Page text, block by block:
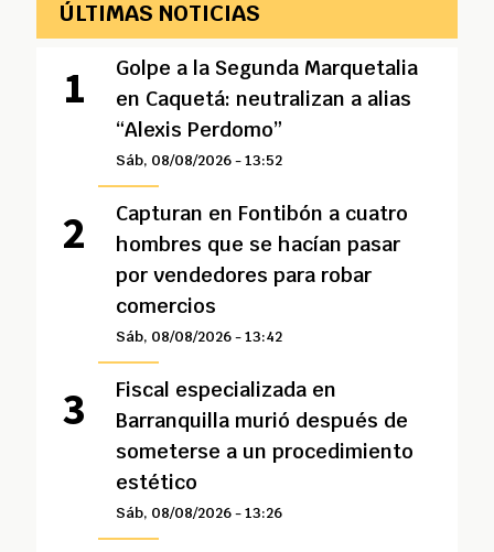
ÚLTIMAS NOTICIAS
Golpe a la Segunda Marquetalia
en Caquetá: neutralizan a alias
“Alexis Perdomo”
Sáb, 08/08/2026 - 13:52
Capturan en Fontibón a cuatro
hombres que se hacían pasar
por vendedores para robar
comercios
Sáb, 08/08/2026 - 13:42
Fiscal especializada en
Barranquilla murió después de
someterse a un procedimiento
estético
Sáb, 08/08/2026 - 13:26